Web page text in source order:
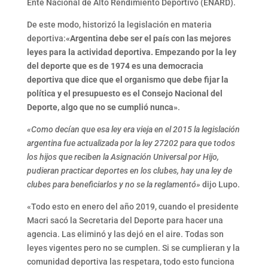
Ente Nacional de Alto Rendimiento Deportivo (ENARD).
De este modo, historizó la legislación en materia
deportiva:«Argentina debe ser el país con las mejores
leyes para la actividad deportiva. Empezando por la ley
del deporte que es de 1974 es una democracia
deportiva que dice que el organismo que debe fijar la
política y el presupuesto es el Consejo Nacional del
Deporte, algo que no se cumplió nunca».
«Como decían que esa ley era vieja en el 2015 la legislación
argentina fue actualizada por la ley 27202 para que todos
los hijos que reciben la Asignación Universal por Hijo,
pudieran practicar deportes en los clubes, hay una ley de
clubes para beneficiarlos y no se la reglamentó» dijo Lupo.
«Todo esto en enero del año 2019, cuando el presidente
Macri sacó la Secretaria del Deporte para hacer una
agencia. Las eliminó y las dejó en el aire. Todas son
leyes vigentes pero no se cumplen. Si se cumplieran y la
comunidad deportiva las respetara, todo esto funciona